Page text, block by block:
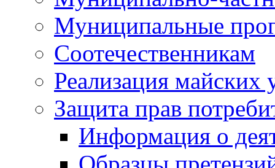
Муниципальные
Соотечественникам
Реализация майских
Защита прав
Информация о